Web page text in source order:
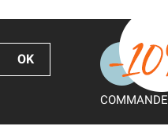
COMMANDE